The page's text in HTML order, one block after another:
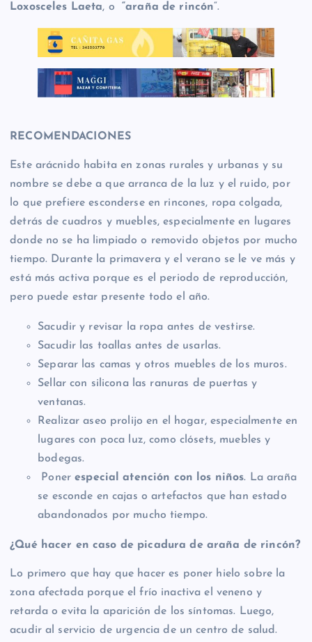
Loxosceles Laeta, o“araña de rincón“.
RECOMENDACIONES
Este arácnido habita en zonas rurales y urbanas y su
nombre se debe a que arranca de la luz y el ruido, por
lo que prefiere esconderse en rincones, ropa colgada,
detrás de cuadros y muebles, especialmente en lugares
donde no se ha limpiado o removido objetos por mucho
tiempo. Durante la primavera y el verano se le ve más y
está más activa porque es el periodo de reproducción,
pero puede estar presente todo el año.
Sacudir y revisar la ropa antes de vestirse.
Sacudir las toallas antes de usarlas.
Separar las camas y otros muebles de los muros.
Sellar con silicona las ranuras de puertas y
ventanas.
Realizar aseo prolijo en el hogar, especialmente en
lugares con poca luz, como clósets, muebles y
bodegas.
Ponerespecial atención con los niños. La araña
se esconde en cajas o artefactos que han estado
abandonados por mucho tiempo.
¿Qué hacer en caso de picadura de araña de rincón?
Lo primero que hay que hacer es poner hielo sobre la
zona afectada porque el frío inactiva el veneno y
retarda o evita la aparición de los síntomas. Luego,
acudir al servicio de urgencia de un centro de salud.